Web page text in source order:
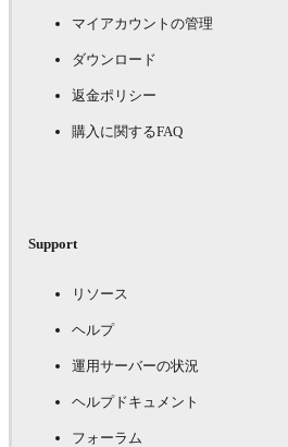
マイアカウントの管理
ダウンロード
返金ポリシー
購入に関するFAQ
Support
リソース
ヘルプ
運用サーバーの状況
ヘルプドキュメント
フォーラム